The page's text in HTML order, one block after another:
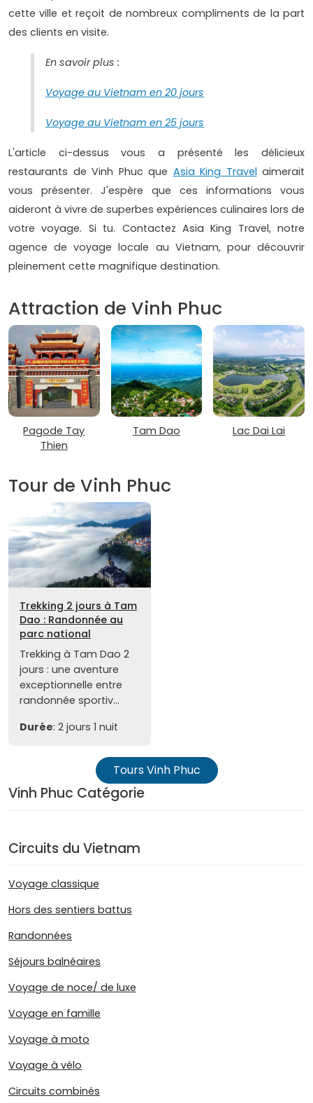
cette ville et reçoit de nombreux compliments de la part
des clients en visite.
En savoir plus :
Voyage au Vietnam en 20 jours
Voyage au Vietnam en 25 jours
L'article ci-dessus vous a présenté les délicieux
restaurants de Vinh Phuc que Asia King Travel aimerait
vous présenter. J'espère que ces informations vous
aideront à vivre de superbes expériences culinaires lors de
votre voyage. Si tu. Contactez Asia King Travel, notre
agence de voyage locale au Vietnam, pour découvrir
pleinement cette magnifique destination.
Attraction de Vinh Phuc
Pagode Tay
Thien
Tam Dao Lac Dai Lai
Tour de Vinh Phuc
Trekking 2 jours à Tam
Dao : Randonnée au
parc national
Trekking à Tam Dao 2
jours : une aventure
exceptionnelle entre
randonnée sportiv...
Durée: 2 jours 1 nuit
Tours Vinh Phuc
Vinh Phuc Catégorie
Circuits du Vietnam
Voyage classique
Hors des sentiers battus
Randonnées
Séjours balnéaires
Voyage de noce/ de luxe
Voyage en famille
Voyage à moto
Voyage à vélo
Circuits combinés